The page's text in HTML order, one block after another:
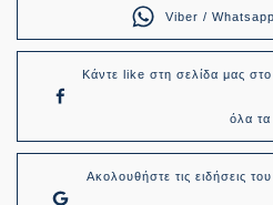
Viber /
Κάντε like στη σελίδα μας
όλα τα
Ακολουθήστε τις ειδήσεις